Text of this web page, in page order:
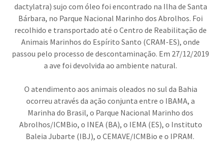
dactylatra) sujo com óleo foi encontrado na Ilha de Santa
Bárbara, no Parque Nacional Marinho dos Abrolhos. Foi
recolhido e transportado até o Centro de Reabilitação de
Animais Marinhos do Espírito Santo (CRAM-ES), onde
passou pelo processo de descontaminação. Em 27/12/2019
a ave foi devolvida ao ambiente natural.
O atendimento aos animais oleados no sul da Bahia
ocorreu através da ação conjunta entre o IBAMA, a
Marinha do Brasil, o Parque Nacional Marinho dos
Abrolhos/ICMBio, o INEA (BA), o IEMA (ES), o Instituto
Baleia Jubarte (IBJ), o CEMAVE/ICMBio e o IPRAM.